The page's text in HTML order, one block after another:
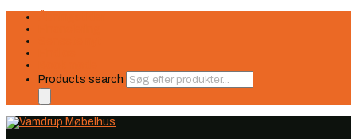
Products search